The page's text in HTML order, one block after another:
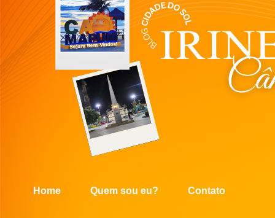
Home Quem sou eu? Contato